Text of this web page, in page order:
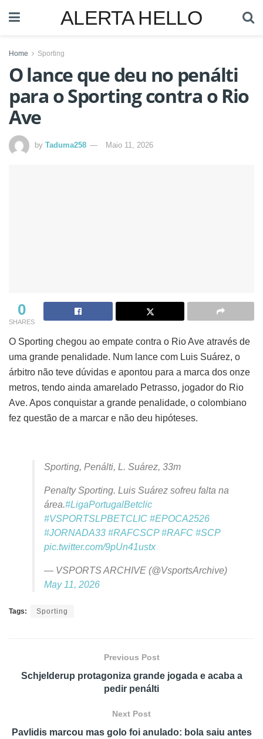
ALERTA HELLO
Home Sporting
O lance que deu no penálti
para o Sporting contra o Rio
Ave
by Taduma258 Maio 11, 2026
0
SHARES
O Sporting chegou ao empate contra o Rio Ave através de
uma grande penalidade. Num lance com Luis Suárez, o
árbitro não teve dúvidas e apontou para a marca dos onze
metros, tendo ainda amarelado Petrasso, jogador do Rio
Ave. Apos conquistar a grande penalidade, o colombiano
fez questão de a marcar e não deu hipóteses.
Sporting, Penálti, L. Suárez, 33m
Penalty Sporting. Luis Suárez sofreu falta na
área.#LigaPortugalBetclic
#VSPORTSLPBETCLIC #EPOCA2526
#JORNADA33 #RAFCSCP #RAFC #SCP
pic.twitter.com/9pUn41ustx
— VSPORTS ARCHIVE (@VsportsArchive)
May 11, 2026
Tags: Sporting
Previous Post
Schjelderup protagoniza grande jogada e acaba a
pedir penálti
Next Post
Pavlidis marcou mas golo foi anulado: bola saiu antes